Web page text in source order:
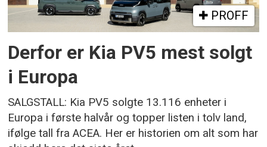
PROFF
Derfor er Kia PV5 mest solgt
i Europa
SALGSTALL: Kia PV5 solgte 13.116 enheter i
Europa i første halvår og topper listen i tolv land,
ifølge tall fra ACEA. Her er historien om alt som har